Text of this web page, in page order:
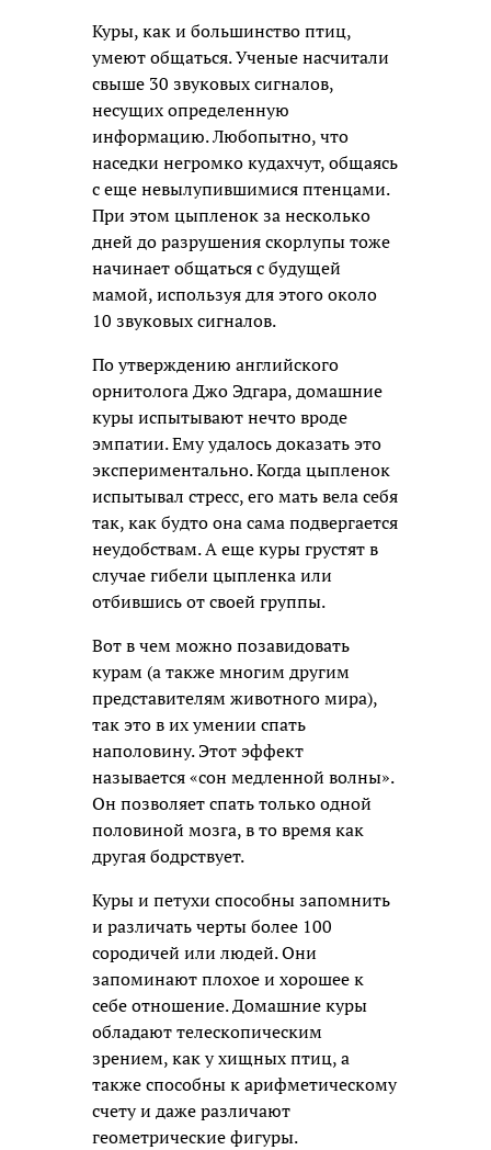
Куры, как и большинство птиц,
умеют общаться. Ученые насчитали
свыше 30 звуковых сигналов,
несущих определенную
информацию. Любопытно, что
наседки негромко кудахчут, общаясь
с еще невылупившимися птенцами.
При этом цыпленок за несколько
дней до разрушения скорлупы тоже
начинает общаться с будущей
мамой, используя для этого около
10 звуковых сигналов.
По утверждению английского
орнитолога Джо Эдгара, домашние
куры испытывают нечто вроде
эмпатии. Ему удалось доказать это
экспериментально. Когда цыпленок
испытывал стресс, его мать вела себя
так, как будто она сама подвергается
неудобствам. А еще куры грустят в
случае гибели цыпленка или
отбившись от своей группы.
Вот в чем можно позавидовать
курам (а также многим другим
представителям животного мира),
так это в их умении спать
наполовину. Этот эффект
называется «сон медленной волны».
Он позволяет спать только одной
половиной мозга, в то время как
другая бодрствует.
Куры и петухи способны запомнить
и различать черты более 100
сородичей или людей. Они
запоминают плохое и хорошее к
себе отношение. Домашние куры
обладают телескопическим
зрением, как у хищных птиц, а
также способны к арифметическому
счету и даже различают
геометрические фигуры.